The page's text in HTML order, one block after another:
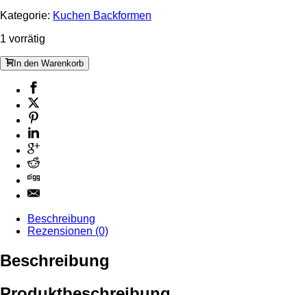
Kategorie: Kuchen Backformen
1 vorrätig
In den Warenkorb
Beschreibung
Rezensionen (0)
Beschreibung